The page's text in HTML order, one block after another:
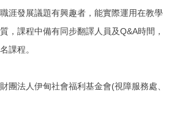
涯發展議題有興趣者，能實際運用在教學
，課程中備有同步翻譯人員及Q&A時間，
課程。
財團法人伊甸社會福利基金會(視障服務處、